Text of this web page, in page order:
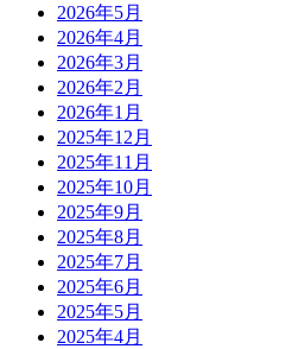
2026年5月
2026年4月
2026年3月
2026年2月
2026年1月
2025年12月
2025年11月
2025年10月
2025年9月
2025年8月
2025年7月
2025年6月
2025年5月
2025年4月